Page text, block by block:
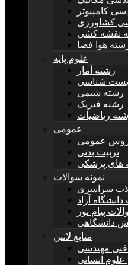
کامپیوتر
کشاورزی
نقشه کشی
هوا فضا
علوم پایه
رشته آمار
شناسی
رشته شیمی
رشته فیزیک
ریاضیات
عمومی
عمومی
تربیت بدنی
های پزشکی
نمونه سوالات
سراسری
آزاد
پیام نور
دانشگاهی
منابع لاتین
فنی مهندسی
علوم انسانی